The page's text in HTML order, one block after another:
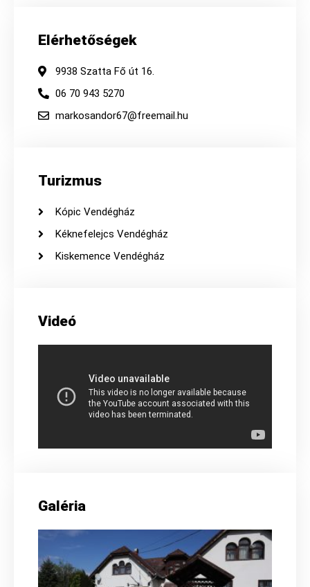
Elérhetőségek
9938 Szatta Fő út 16.
06 70 943 5270
markosandor67@freemail.hu
Turizmus
Kópic Vendégház
Kéknefelejcs Vendégház
Kiskemence Vendégház
Videó
Galéria